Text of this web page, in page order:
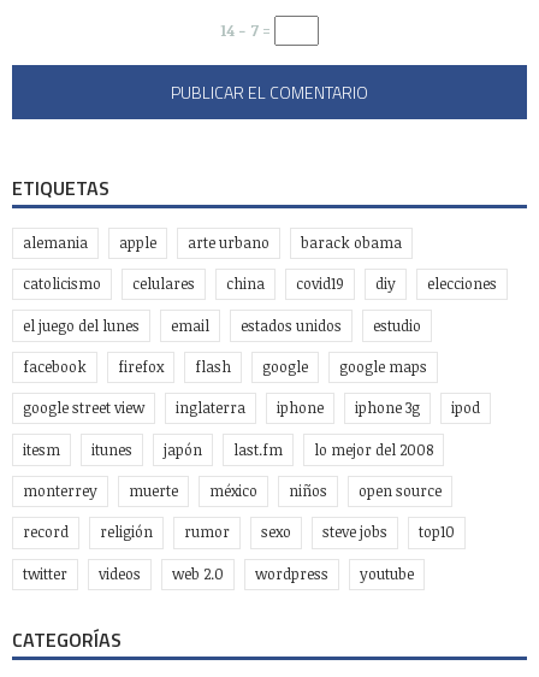
14 − 7 =
ETIQUETAS
alemania apple arte urbano barack obama
catolicismo celulares china covid19 diy elecciones
el juego del lunes email estados unidos estudio
facebook firefox flash google google maps
google street view inglaterra iphone iphone 3g ipod
itesm itunes japón last.fm lo mejor del 2008
monterrey muerte méxico niños open source
record religión rumor sexo steve jobs top10
twitter videos web 2.0 wordpress youtube
CATEGORÍAS